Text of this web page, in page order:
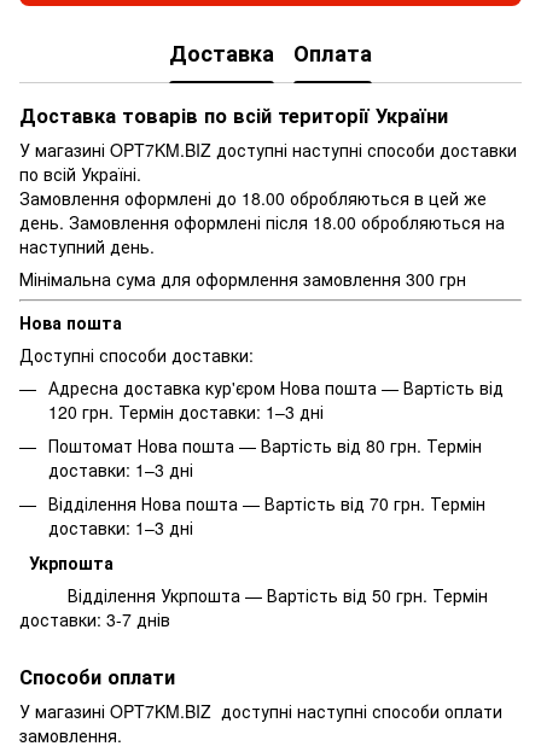
Доставка Оплата
Доставка товарів по всій території України
У магазині OPT7KM.BIZ доступні наступні способи доставки
по всій Україні.
Замовлення оформлені до 18.00 обробляються в цей же
день. Замовлення оформлені після 18.00 обробляються на
наступний день.
Мінімальна сума для оформлення замовлення 300 грн
Нова пошта
Доступні способи доставки:
Адресна доставка кур'єром Нова пошта — Вартість від
120 грн. Термін доставки: 1–3 дні
Поштомат Нова пошта — Вартість від 80 грн. Термін
доставки: 1–3 дні
Відділення Нова пошта — Вартість від 70 грн. Термін
доставки: 1–3 дні
Укрпошта
Відділення Укрпошта — Вартість від 50 грн. Термін
доставки: 3-7 днів
Способи оплати
У магазині OPT7KM.BIZ доступні наступні способи оплати
замовлення.